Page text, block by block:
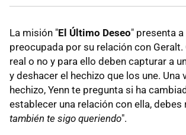
La misión "El Último Deseo" presenta
preocupada por su relación con Geralt.
real o no y para ello deben capturar a
y deshacer el hechizo que los une. Una
hechizo, Yenn te pregunta si ha
establecer una relación con ella, debes
también te sigo queriendo".